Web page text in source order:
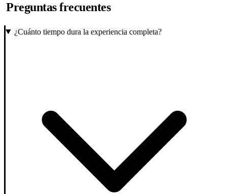
Preguntas frecuentes
¿Cuánto tiempo dura la experiencia completa?